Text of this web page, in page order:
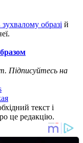
образі й
Підписуйтесь на
текст і
це редакцію.